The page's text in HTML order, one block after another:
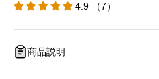
4.9 （7）
商品説明